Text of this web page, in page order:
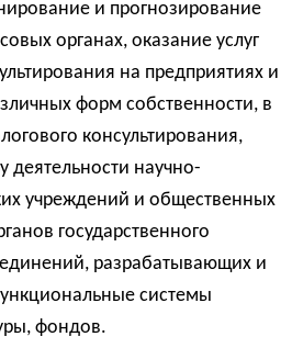
и прогнозирование
органах, оказание услуг
на предприятиях и
форм собственности, в
консультирования,
деятельности научно-
учреждений и общественных
государственного
разрабатывающих и
системы
фондов.